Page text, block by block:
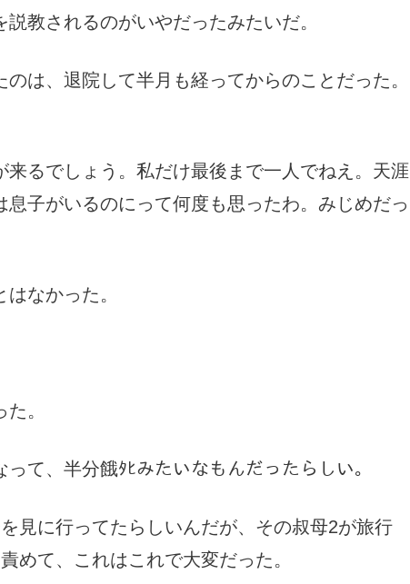
教されるのがいやだったみたいだ。
は、退院して半月も経ってからのことだった。
来るでしょう。私だけ最後まで一人でねえ。天涯
子がいるのにって何度も思ったわ。みじめだっ
なかった。
。
て、半分餓ﾀﾋみたいなもんだったらしい。
見に行ってたらしいんだが、その叔母2が旅行
めて、これはこれで大変だった。